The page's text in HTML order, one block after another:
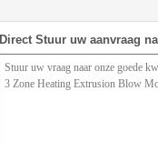
Direct Stuur uw aanvraag